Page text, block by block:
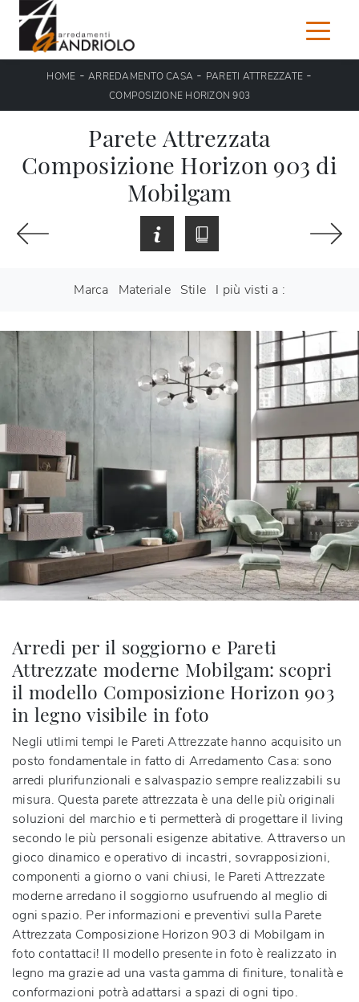
HOME -ARREDAMENTO CASA - PARETI ATTREZZATE -
COMPOSIZIONE HORIZON 903
Parete Attrezzata
Composizione Horizon 903 di
Mobilgam
Marca Materiale Stile I più visti a :
Arredi per il soggiorno e Pareti
Attrezzate moderne Mobilgam: scopri
il modello Composizione Horizon 903
in legno visibile in foto
Negli utlimi tempi le Pareti Attrezzate hanno acquisito un
posto fondamentale in fatto di Arredamento Casa: sono
arredi plurifunzionali e salvaspazio sempre realizzabili su
misura. Questa parete attrezzata è una delle più originali
soluzioni del marchio e ti permetterà di progettare il living
secondo le più personali esigenze abitative. Attraverso un
gioco dinamico e operativo di incastri, sovrapposizioni,
componenti a giorno o vani chiusi, le Pareti Attrezzate
moderne arredano il soggiorno usufruendo al meglio di
ogni spazio. Per informazioni e preventivi sulla Parete
Attrezzata Composizione Horizon 903 di Mobilgamin
foto contattaci! Il modello presente in foto è realizzato in
legno ma grazie ad una vasta gamma di finiture, tonalità e
conformazioni potrà adattarsi a spazi di ogni tipo.